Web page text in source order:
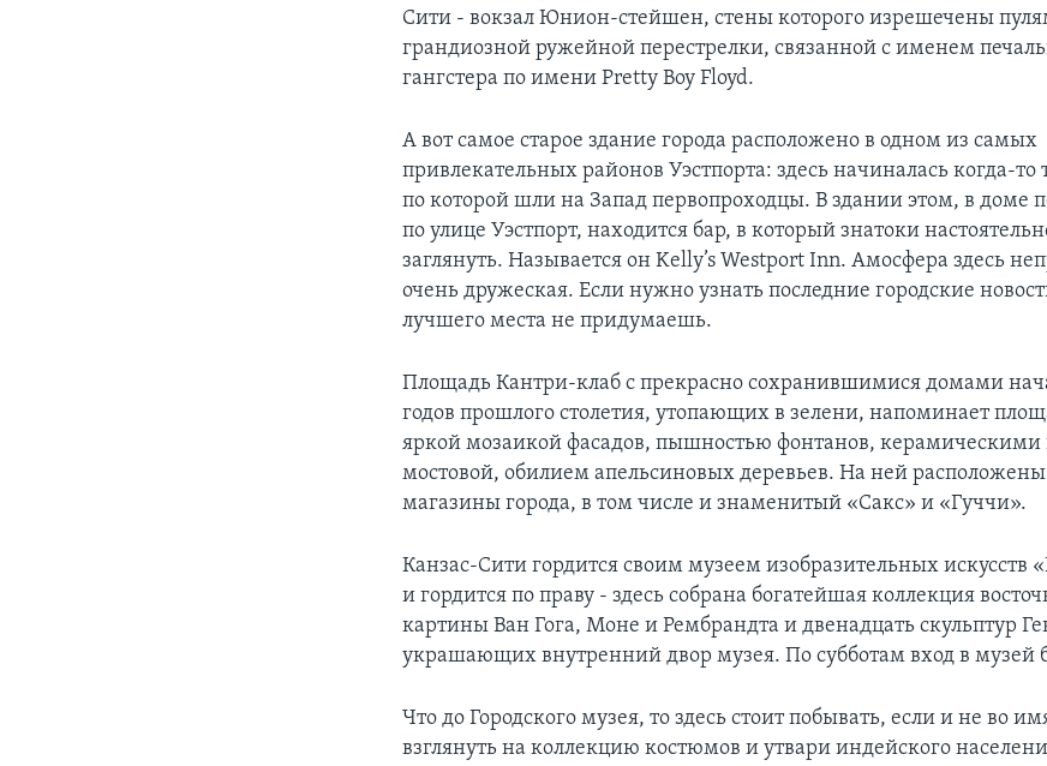
Сити - вокзал Юнион-стейшен, стены которого изрешечены
грандиозной ружейной перестрелки, связанной с именем
гангстера по имени Pretty Boy Floyd.
А вот самое старое здание города расположено в одном из самых
привлекательных районов Уэстпорта: здесь начиналась когда-то
по которой шли на Запад первопроходцы. В здании этом, в доме
по улице Уэстпорт, находится бар, в который знатоки
заглянуть. Называется он Kelly’s Westport Inn. Амосфера здесь
очень дружеская. Если нужно узнать последние городские
лучшего места не придумаешь.
Площадь Кантри-клаб с прекрасно сохранившимися домами
годов прошлого столетия, утопающих в зелени, напоминает
яркой мозаикой фасадов, пышностью фонтанов,
мостовой, обилием апельсиновых деревьев. На ней
магазины города, в том числе и знаменитый «Сакс» и «Гуччи».
Канзас-Сити гордится своим музеем изобразительных искусств
и гордится по праву - здесь собрана богатейшая коллекция
картины Ван Гога, Моне и Рембрандта и двенадцать скульптур
украшающих внутренний двор музея. По субботам вход в музей
Что до Городского музея, то здесь стоит побывать, если и не во
взглянуть на коллекцию костюмов и утвари индейского